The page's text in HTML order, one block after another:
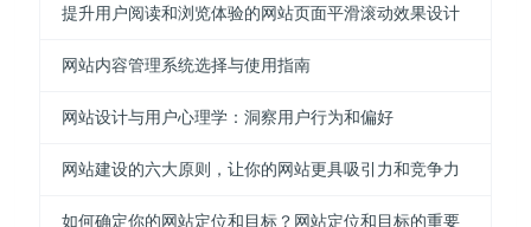
提升用户阅读和浏览体验的网站页面平滑滚动效果设计
网站内容管理系统选择与使用指南
网站设计与用户心理学：洞察用户行为和偏好
网站建设的六大原则，让你的网站更具吸引力和竞争力
如何确定你的网站定位和目标？网站定位和目标的重要